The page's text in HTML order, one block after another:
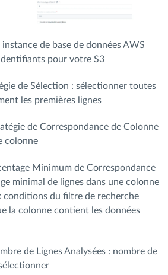
de base de données AWS
pour votre S3
de Sélection : sélectionner toutes
les premières lignes
de Correspondance de Colonne
colonne
Minimum de Correspondance
minimal de lignes dans une colonne
conditions du filtre de recherche
la colonne contient les données
de Lignes Analysées : nombre de